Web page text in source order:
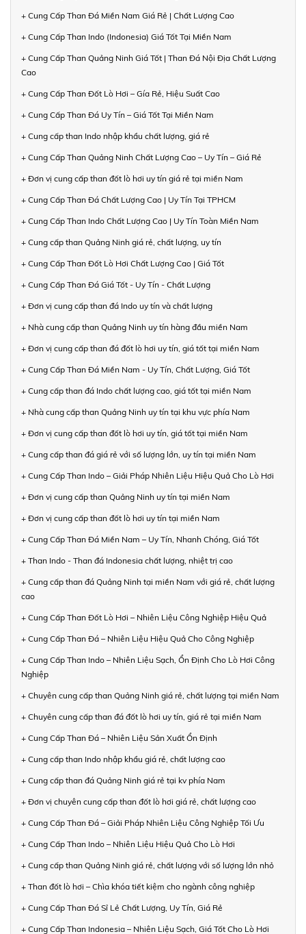
+ Cung Cấp Than Đá Miền Nam Giá Rẻ | Chất Lượng Cao
+ Cung Cấp Than Indo (Indonesia) Giá Tốt Tại Miền Nam
+ Cung Cấp Than Quảng Ninh Giá Tốt | Than Đá Nội Địa Chất Lượng
Cao
+ Cung Cấp Than Đốt Lò Hơi – Gía Rẻ, Hiệu Suất Cao
+ Cung Cấp Than Đá Uy Tín – Giá Tốt Tại Miền Nam
+ Cung cấp than Indo nhập khẩu chất lượng, giá rẻ
+ Cung Cấp Than Quảng Ninh Chất Lượng Cao – Uy Tín – Giá Rẻ
+ Đơn vị cung cấp than đốt lò hơi uy tín giá rẻ tại miền Nam
+ Cung Cấp Than Đá Chất Lượng Cao | Uy Tín Tại TPHCM
+ Cung Cấp Than Indo Chất Lượng Cao | Uy Tín Toàn Miền Nam
+ Cung cấp than Quảng Ninh giá rẻ, chất lượng, uy tín
+ Cung Cấp Than Đốt Lò Hơi Chất Lượng Cao | Giá Tốt
+ Cung Cấp Than Đá Giá Tốt - Uy Tín - Chất Lượng
+ Đơn vị cung cấp than đá Indo uy tín và chất lượng
+ Nhà cung cấp than Quảng Ninh uy tín hàng đầu miền Nam
+ Đơn vị cung cấp than đá đốt lò hơi uy tín, giá tốt tại miền Nam
+ Cung Cấp Than Đá Miền Nam - Uy Tín, Chất Lượng, Giá Tốt
+ Cung cấp than đá Indo chất lượng cao, giá tốt tại miền Nam
+ Nhà cung cấp than Quảng Ninh uy tín tại khu vực phía Nam
+ Đơn vị cung cấp than đốt lò hơi uy tín, giá tốt tại miền Nam
+ Cung cấp than đá giá rẻ với số lượng lớn, uy tín tại miền Nam
+ Cung Cấp Than Indo – Giải Pháp Nhiên Liệu Hiệu Quả Cho Lò Hơi
+ Đơn vị cung cấp than Quảng Ninh uy tín tại miền Nam
+ Đơn vị cung cấp than đốt lò hơi uy tín tại miền Nam
+ Cung Cấp Than Đá Miền Nam – Uy Tín, Nhanh Chóng, Giá Tốt
+ Than Indo - Than đá Indonesia chất lượng, nhiệt trị cao
+ Cung cấp than đá Quảng Ninh tại miền Nam với giá rẻ, chất lượng
cao
+ Cung Cấp Than Đốt Lò Hơi – Nhiên Liệu Công Nghiệp Hiệu Quả
+ Cung Cấp Than Đá – Nhiên Liệu Hiệu Quả Cho Công Nghiệp
+ Cung Cấp Than Indo – Nhiên Liệu Sạch, Ổn Định Cho Lò Hơi Công
Nghiệp
+ Chuyên cung cấp than Quảng Ninh giá rẻ, chất lượng tại miền Nam
+ Chuyên cung cấp than đá đốt lò hơi uy tín, giá rẻ tại miền Nam
+ Cung Cấp Than Đá – Nhiên Liệu Sản Xuất Ổn Định
+ Cung cấp than Indo nhập khẩu giá rẻ, chất lượng cao
+ Cung cấp than đá Quảng Ninh giá rẻ tại kv phía Nam
+ Đơn vị chuyên cung cấp than đốt lò hơi giá rẻ, chất lượng cao
+ Cung Cấp Than Đá – Giải Pháp Nhiên Liệu Công Nghiệp Tối Ưu
+ Cung Cấp Than Indo – Nhiên Liệu Hiệu Quả Cho Lò Hơi
+ Cung cấp than Quảng Ninh giá rẻ, chất lượng với số lượng lớn nhỏ
+ Than đốt lò hơi – Chìa khóa tiết kiệm cho ngành công nghiệp
+ Cung Cấp Than Đá Sỉ Lẻ Chất Lượng, Uy Tín, Giá Rẻ
+ Cung Cấp Than Indonesia – Nhiên Liệu Sạch, Giá Tốt Cho Lò Hơi